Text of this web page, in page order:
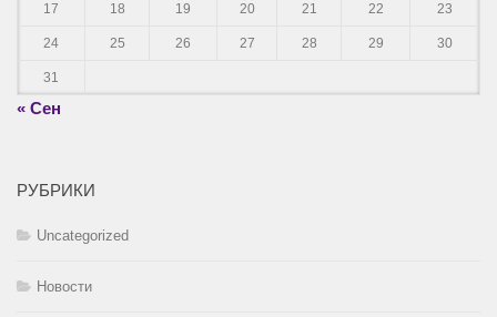
17 18 19 20 21 22 23
24 25 26 27 28 29 30
31
« Сен
РУБРИКИ
Uncategorized
Новости